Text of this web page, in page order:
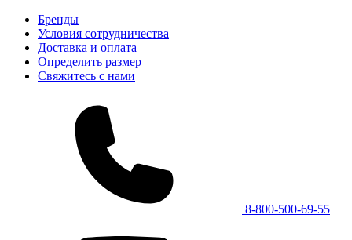
Бренды
Условия сотрудничества
Доставка и оплата
Определить размер
Свяжитесь с нами
8-800-500-69-55